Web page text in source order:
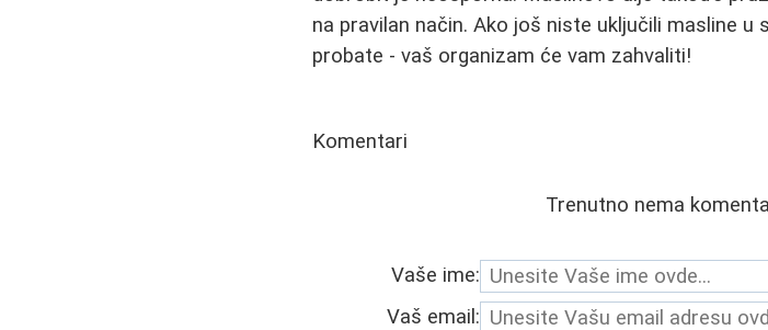
na pravilan način. Ako još niste uključili masline u
probate - vaš organizam će vam zahvaliti!
Komentari
Trenutno nema
Vaše ime:
Vaš email: